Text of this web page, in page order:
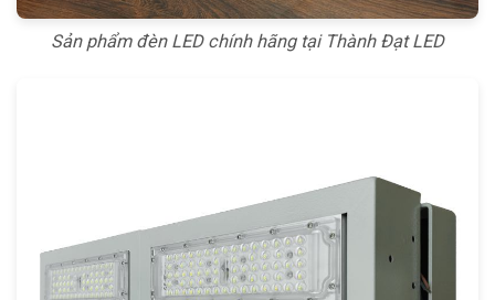
Sản phẩm đèn LED chính hãng tại Thành Đạt LED